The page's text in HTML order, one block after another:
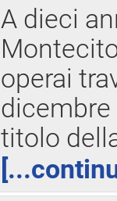
A dieci
operai
dicembre
titolo